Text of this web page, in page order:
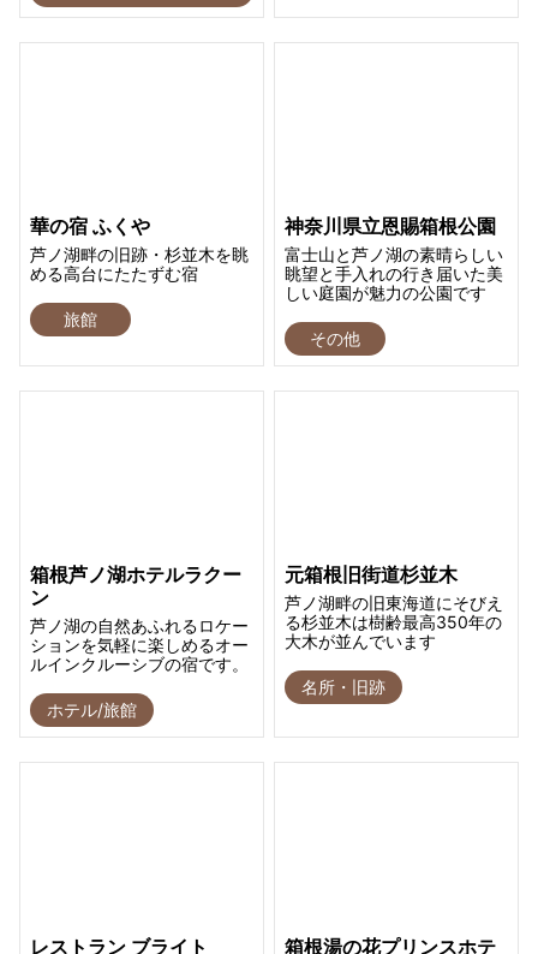
華の宿 ふくや
芦ノ湖畔の旧跡・杉並木を眺
める高台にたたずむ宿
旅館
神奈川県立恩賜箱根公園
富士山と芦ノ湖の素晴らしい
眺望と手入れの行き届いた美
しい庭園が魅力の公園です
その他
箱根芦ノ湖ホテルラクー
ン
芦ノ湖の自然あふれるロケー
ションを気軽に楽しめるオー
ルインクルーシブの宿です。
ホテル/旅館
元箱根旧街道杉並木
芦ノ湖畔の旧東海道にそびえ
る杉並木は樹齢最高350年の
大木が並んでいます
名所・旧跡
レストラン ブライト
箱根湯の花プリンスホテ